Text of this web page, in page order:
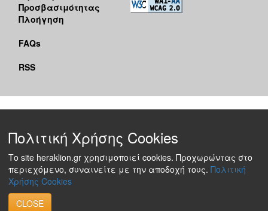
Προσβασιμότητας
Πλοήγηση
FAQs
RSS
Πολιτική Χρήσης Cookies
Το site heraklion.gr χρησιμοποιεί cookies. Προχωρώντας στο
περιεχόμενο, συναινείτε με την αποδοχή τους. Πολιτική
Χρήσης Cookies
CLOSE